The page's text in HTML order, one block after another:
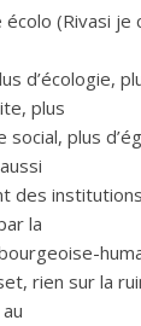
(Rivasi je
d’écologie,
plus
social, plus
des
la
rien sur la